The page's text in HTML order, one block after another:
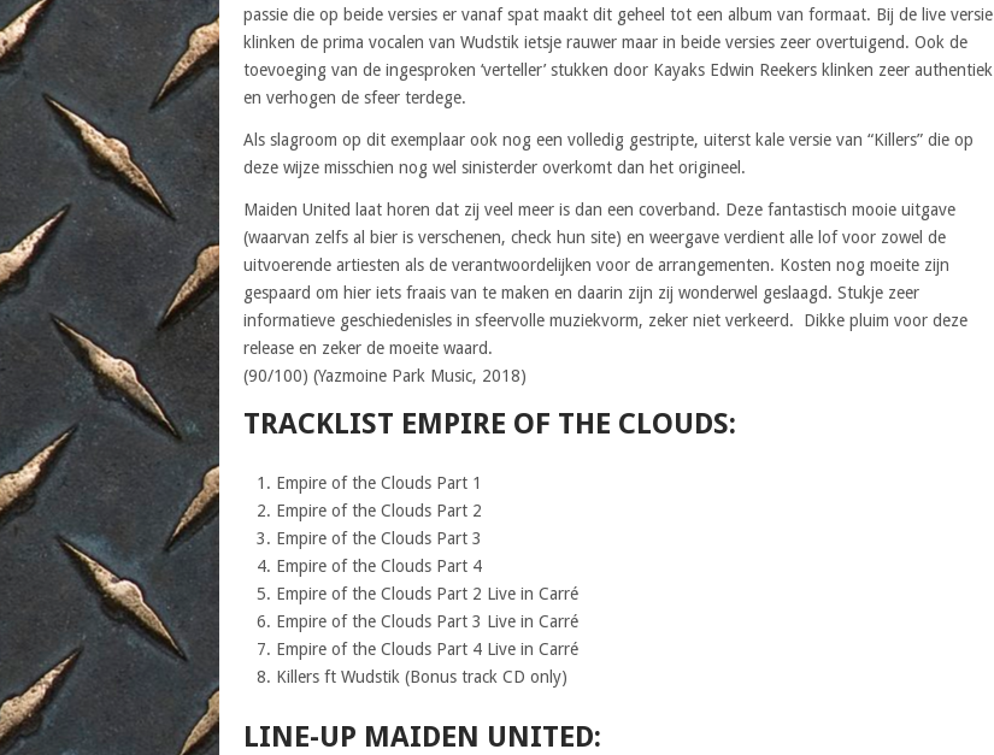
passie die op beide versies er vanaf spat maakt dit geheel tot een album van formaat. Bij de live versie
klinken de prima vocalen van Wudstik ietsje rauwer maar in beide versies zeer overtuigend. Ook de
toevoeging van de ingesproken ‘verteller’ stukken door Kayaks Edwin Reekers klinken zeer authentiek
en verhogen de sfeer terdege.
Als slagroom op dit exemplaar ook nog een volledig gestripte, uiterst kale versie van “Killers” die op
deze wijze misschien nog wel sinisterder overkomt dan het origineel.
Maiden United laat horen dat zij veel meer is dan een coverband. Deze fantastisch mooie uitgave
(waarvan zelfs al bier is verschenen, check hun site) en weergave verdient alle lof voor zowel de
uitvoerende artiesten als de verantwoordelijken voor de arrangementen. Kosten nog moeite zijn
gespaard om hier iets fraais van te maken en daarin zijn zij wonderwel geslaagd. Stukje zeer
informatieve geschiedenisles in sfeervolle muziekvorm, zeker niet verkeerd. Dikke pluim voor deze
release en zeker de moeite waard.
(90/100) (Yazmoine Park Music, 2018)
TRACKLIST EMPIRE OF THE CLOUDS:
Empire of the Clouds Part 1
Empire of the Clouds Part 2
Empire of the Clouds Part 3
Empire of the Clouds Part 4
Empire of the Clouds Part 2 Live in Carré
Empire of the Clouds Part 3 Live in Carré
Empire of the Clouds Part 4 Live in Carré
Killers ft Wudstik (Bonus track CD only)
LINE-UP MAIDEN UNITED: